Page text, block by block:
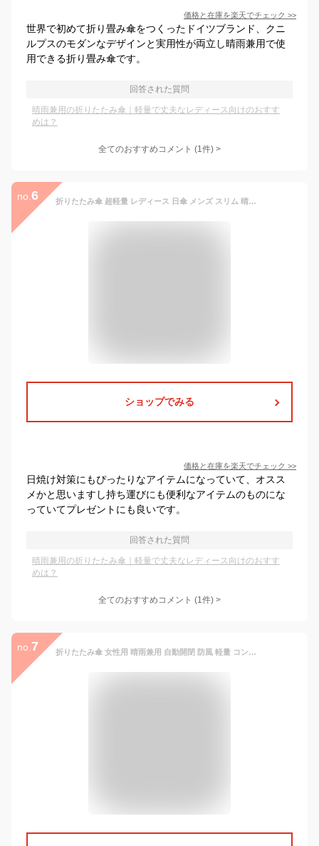
価格と在庫を楽天でチェック >>
世界で初めて折り畳み傘をつくったドイツブランド、クニ
ルプスのモダンなデザインと実用性が両立し晴雨兼用で使
用できる折り畳み傘です。
回答された質問
晴雨兼用の折りたたみ傘｜軽量で丈夫なレディース向けのおすす
めは？
全てのおすすめコメント (1件) >
no. 6 折りたたみ傘 超軽量 レディース 日傘 メンズ スリム 晴雨兼用 傘 シンプル 北欧 完全遮光 おしゃれ コンパクト 5本骨 炭素繊維 丈夫 UVカット 103g ミニ傘 撥水 梅雨対策 雨具 紫外線対策 耐風 日焼け対策 携帯便利 旅行 通勤 通学 母の日 プレゼント ギフト
ショップでみる
価格と在庫を楽天でチェック >>
日焼け対策にもぴったりなアイテムになっていて、オスス
メかと思いますし持ち運びにも便利なアイテムのものにな
っていてプレゼントにも良いです。
回答された質問
晴雨兼用の折りたたみ傘｜軽量で丈夫なレディース向けのおすす
めは？
全てのおすすめコメント (1件) >
no. 7 折りたたみ傘 女性用 晴雨兼用 自動開閉 防風 軽量 コンパクト 合金骨 8本骨 黒膠加工 190Tポリエステル UVカット UPF30+ 星空柄 花柄 桜柄 ピンク系 ブルー系 グリーン系 赤系 防滴加工 日常使い 通勤 雨の日 夏 春夏